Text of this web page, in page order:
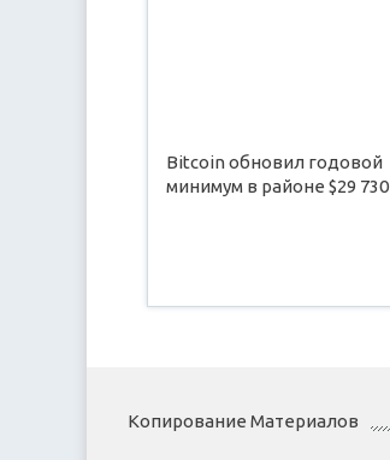
Bitcoin обновил годовой
минимум в районе $29 730
Копирование Материалов